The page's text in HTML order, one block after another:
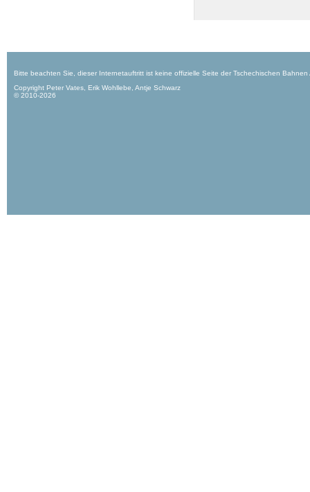
Bitte beachten Sie, dieser Internetauftritt ist keine offizielle Seite der Tschechischen
Copyright Peter Vates, Erik Wohllebe, Antje Schwarz
© 2010-2026